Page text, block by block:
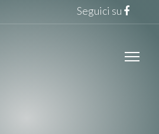
Seguici su